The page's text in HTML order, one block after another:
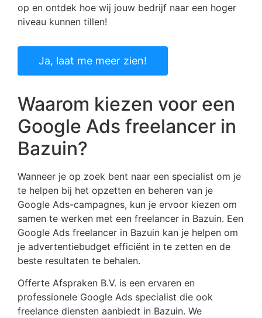
op en ontdek hoe wij jouw bedrijf naar een hoger
niveau kunnen tillen!
Ja, laat me meer zien!
Waarom kiezen voor een
Google Ads freelancer in
Bazuin?
Wanneer je op zoek bent naar een specialist om je
te helpen bij het opzetten en beheren van je
Google Ads-campagnes, kun je ervoor kiezen om
samen te werken met een freelancer in Bazuin. Een
Google Ads freelancer in Bazuin kan je helpen om
je advertentiebudget efficiënt in te zetten en de
beste resultaten te behalen.
Offerte Afspraken B.V. is een ervaren en
professionele Google Ads specialist die ook
freelance diensten aanbiedt in Bazuin. We